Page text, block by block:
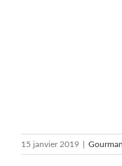
15 janvier 2019